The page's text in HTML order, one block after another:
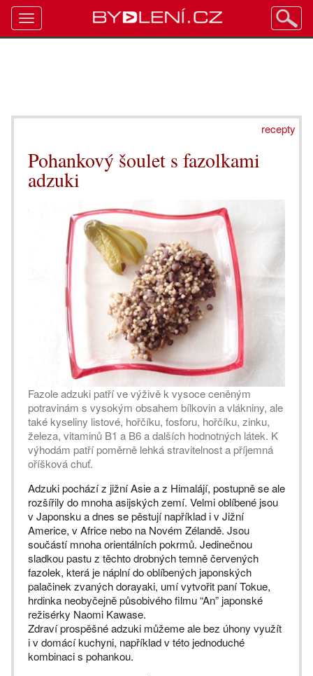
recepty
Pohankový šoulet s fazolkami
adzuki
Fazole adzuki patří ve výživě k vysoce ceněným
potravinám s vysokým obsahem bílkovin a vlákniny, ale
také kyseliny listové, hořčíku, fosforu, hořčíku, zinku,
železa, vitaminů B1 a B6 a dalších hodnotných látek. K
výhodám patří poměrně lehká stravitelnost a příjemná
oříšková chuť.
Adzuki pochází z jižní Asie a z Himalájí, postupně se ale
rozšířily do mnoha asijských zemí. Velmi oblíbené jsou
v Japonsku a dnes se pěstují například i v Jižní
Americe, v Africe nebo na Novém Zélandě. Jsou
součástí mnoha orientálních pokrmů. Jedinečnou
sladkou pastu z těchto drobných temně červených
fazolek, která je náplní do oblíbených japonských
palačinek zvaných dorayaki, umí vytvořit paní Tokue,
hrdinka neobyčejně působivého filmu “An” japonské
režisérky Naomi Kawase.
Zdraví prospěšné adzuki můžeme ale bez úhony využít
i v domácí kuchyni, například v této jednoduché
kombinaci s pohankou.
Toggle
navigation